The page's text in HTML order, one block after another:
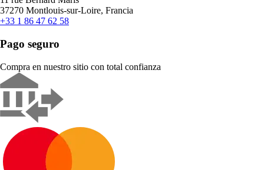
37270 Montlouis-sur-Loire, Francia
+33 1 86 47 62 58
Pago seguro
Compra en nuestro sitio con total confianza